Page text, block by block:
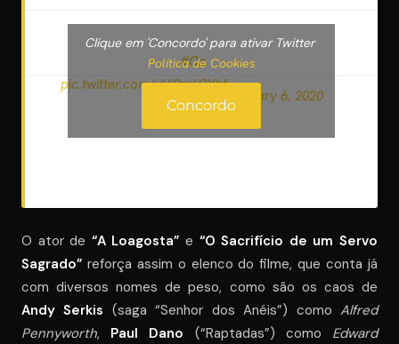
Wait — is that you,#Oz? ?
pic.twitter.com/xHj9m6OXhf
— Matt Reeves
(@mattreevesLA)
January 6, 2020
Clique em 'Concordo' para ativar Twitter
Política de Cookies
Concordo
O ator de “A Loagosta” e “O Sacrifício de um Servo
Sagrado” reforça assim o elenco do filme, que conta já
com diversos nomes de peso, como são os caos de
Andy Serkis (saga “Senhor dos Anéis”) comoAlfred
Pennyworth, Paul Dano (“Raptadas”) como Edward